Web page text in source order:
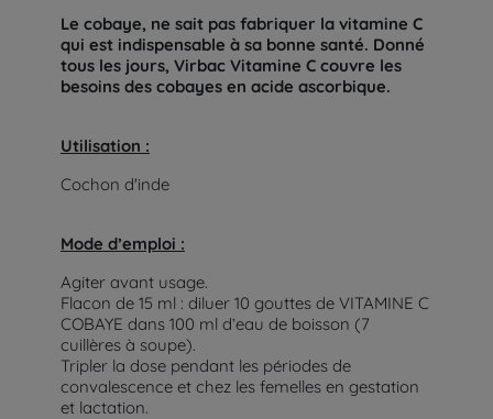
Le cobaye, ne sait pas fabriquer la vitamine C
qui est indispensable à sa bonne santé. Donné
tous les jours, Virbac Vitamine C couvre les
besoins des cobayes en acide ascorbique.
Utilisation :
Cochon d'inde
Mode d’emploi :
Agiter avant usage.
Flacon de 15 ml : diluer 10 gouttes de VITAMINE C
COBAYE dans 100 ml d’eau de boisson (7
cuillères à soupe).
Tripler la dose pendant les périodes de
convalescence et chez les femelles en gestation
et lactation.